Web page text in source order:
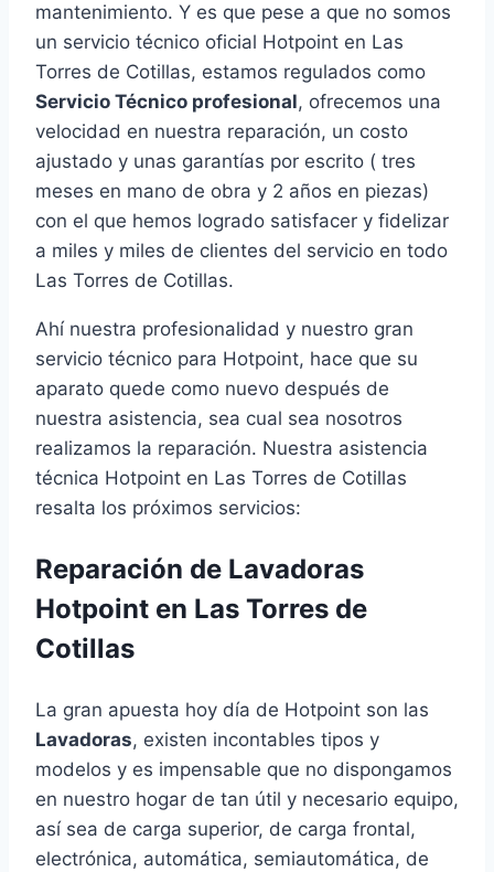
mantenimiento. Y es que pese a que no somos
un servicio técnico oficial Hotpoint en Las
Torres de Cotillas, estamos regulados como
Servicio Técnico profesional, ofrecemos una
velocidad en nuestra reparación, un costo
ajustado y unas garantías por escrito ( tres
meses en mano de obra y 2 años en piezas)
con el que hemos logrado satisfacer y fidelizar
a miles y miles de clientes del servicio en todo
Las Torres de Cotillas.
Ahí nuestra profesionalidad y nuestro gran
servicio técnico para Hotpoint, hace que su
aparato quede como nuevo después de
nuestra asistencia, sea cual sea nosotros
realizamos la reparación. Nuestra asistencia
técnica Hotpoint en Las Torres de Cotillas
resalta los próximos servicios:
Reparación de Lavadoras
Hotpoint en Las Torres de
Cotillas
La gran apuesta hoy día de Hotpoint son las
Lavadoras, existen incontables tipos y
modelos y es impensable que no dispongamos
en nuestro hogar de tan útil y necesario equipo,
así sea de carga superior, de carga frontal,
electrónica, automática, semiautomática, de